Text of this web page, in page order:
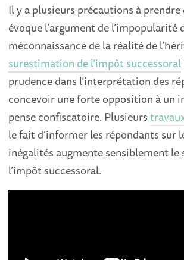
Il y a plusieurs précautions à prendre
évoque l’argument de l’impopularité
méconnaissance de la réalité de
surestimation de l’impôt successoral
prudence dans l’interprétation des
concevoir une forte opposition à un
pense confiscatoire. Plusieurs
le fait d’informer les répondants sur
inégalités augmente sensiblement le
l’impôt successoral.